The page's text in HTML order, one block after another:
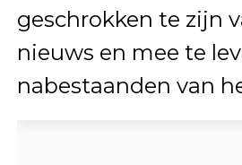
geschrokken te zijn
nieuws en mee te
nabestaanden van